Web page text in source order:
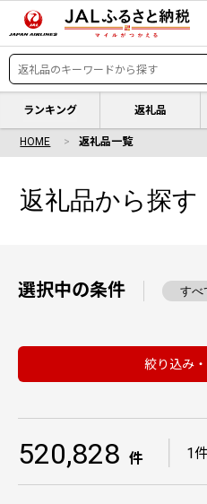
ランキング 返礼品
HOME 返礼品一覧
返礼品から探す
選択中の条件 すべ
絞り込み
520,828 件 1